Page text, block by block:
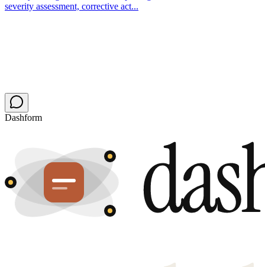
severity assessment, corrective act...
Dashform